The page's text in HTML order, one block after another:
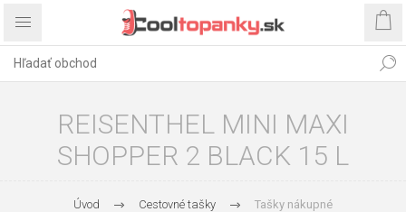
REISENTHEL MINI MAXI
SHOPPER 2 BLACK 15 L
Úvod Cestovné tašky Tašky nákupné